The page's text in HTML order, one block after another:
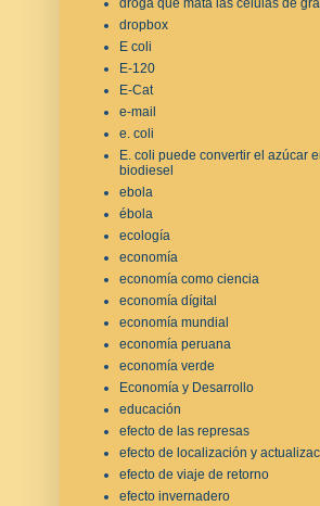
droga que mata las células de
dropbox
E coli
E-120
E-Cat
e-mail
e. coli
E. coli puede convertir el azúcar
biodiesel
ebola
ébola
ecología
economía
economía como ciencia
economía dígital
economía mundial
economía peruana
economía verde
Economía y Desarrollo
educación
efecto de las represas
efecto de localización y
efecto de viaje de retorno
efecto invernadero